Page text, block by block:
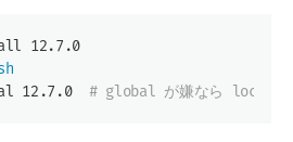
12.7.0
12.7.0 # global が嫌なら local